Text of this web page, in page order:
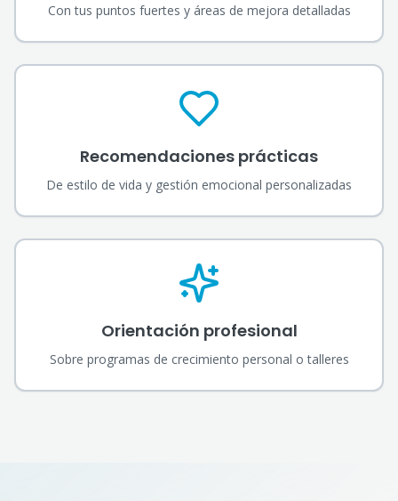
Con tus puntos fuertes y áreas de mejora detalladas
Recomendaciones prácticas
De estilo de vida y gestión emocional personalizadas
Orientación profesional
Sobre programas de crecimiento personal o talleres